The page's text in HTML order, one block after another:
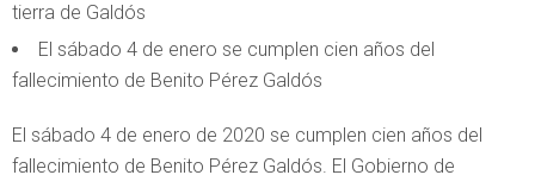
tierra de Galdós
El sábado 4 de enero se cumplen cien años del
fallecimiento de Benito Pérez Galdós
El sábado 4 de enero de 2020 se cumplen cien años del
fallecimiento de Benito Pérez Galdós. El Gobierno de